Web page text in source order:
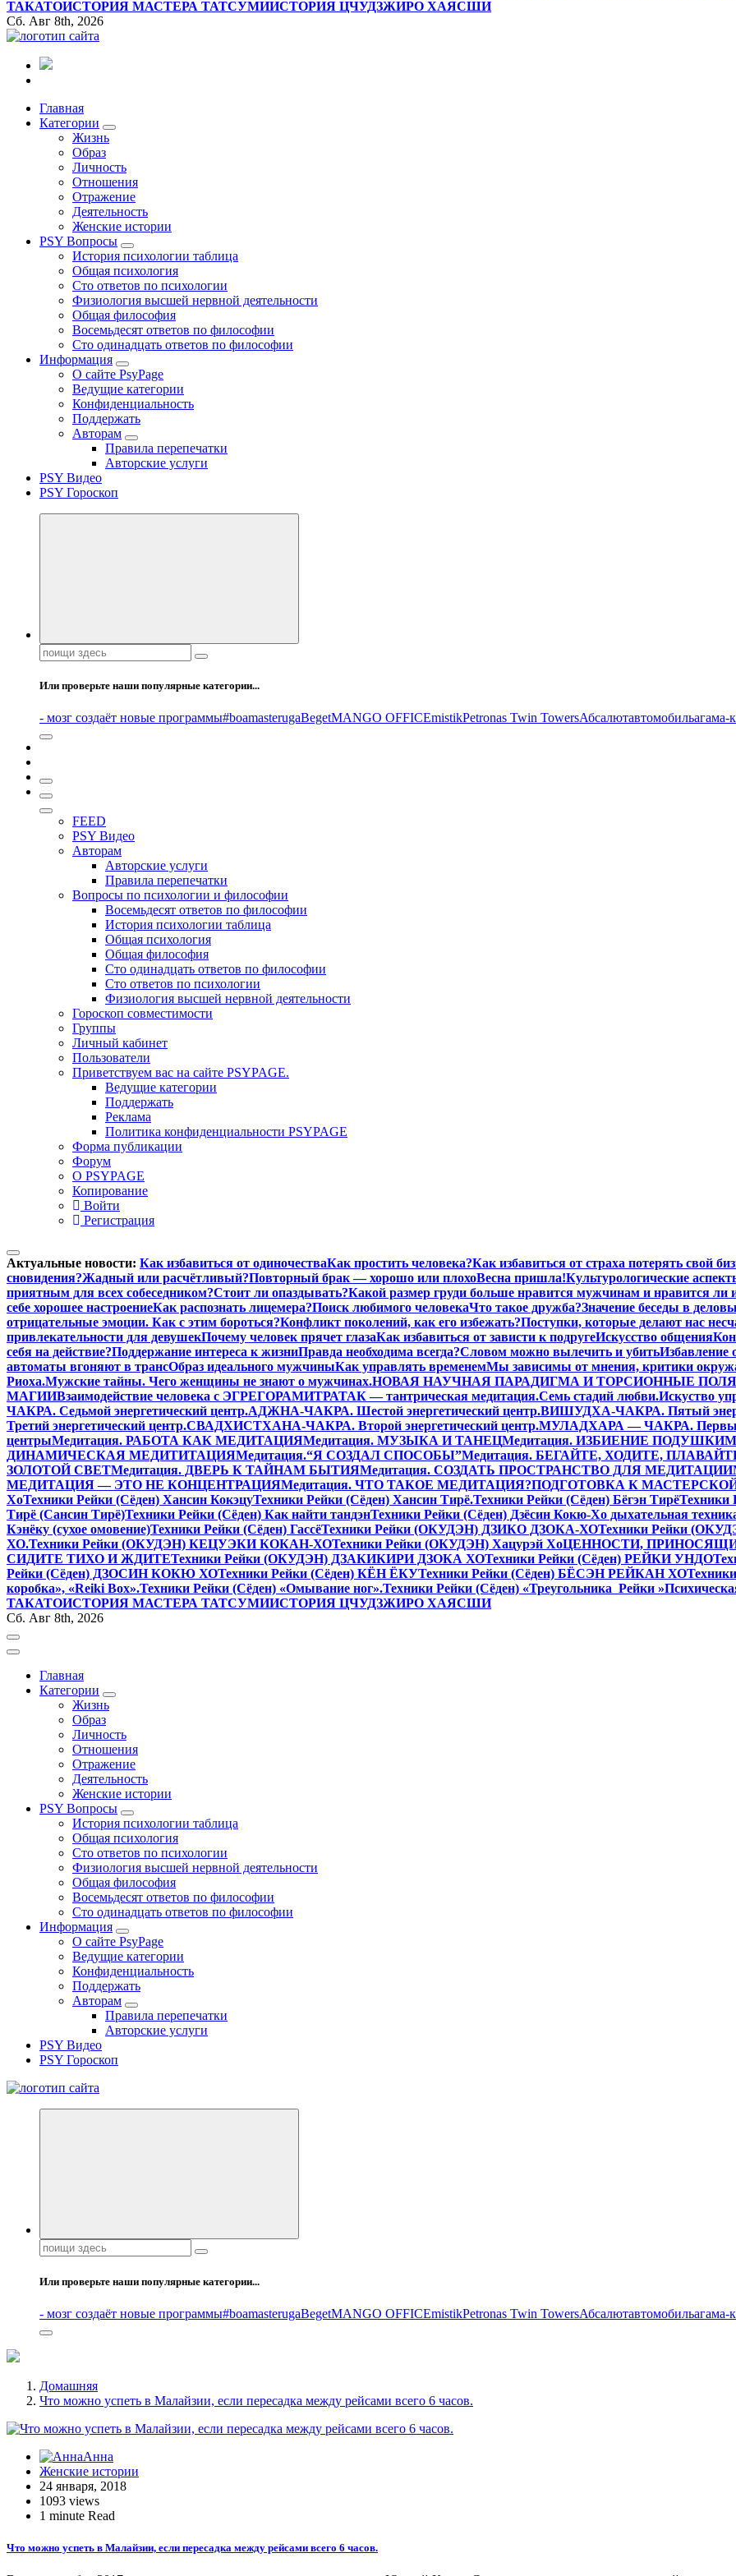
ТАКАТОИСТОРИЯ МАСТЕРА ТАТСУМИИСТОРИЯ ЦЧУДЗЖИРО ХАЯСШИ
Сб. Авг 8th, 2026
Все самое интересное, вдохновляющее и тайное внутри.
Главная
Категории
Жизнь
Образ
Личность
Отношения
Отражение
Деятельность
Женские истории
PSY Вопросы
История психологии таблица
Общая психология
Сто ответов по психологии
Физиология высшей нервной деятельности
Общая философия
Восемьдесят ответов по философии
Сто одинадцать ответов по философии
Информация
О сайте PsyPage
Ведущие категории
Конфиденциальность
Поддержать
Авторам
Правила перепечатки
Авторские услуги
PSY Видео
PSY Гороскоп
Поиск:
Или проверьте наши популярные категории...
- мозг создаёт новые программы#boamasterugaBegetMANGO OFFICEmistikPetronas Twin TowersАбсалютавтомобильагама-
FEED
PSY Видео
Авторам
Авторские услуги
Правила перепечатки
Вопросы по психологии и философии
Восемьдесят ответов по философии
История психологии таблица
Общая психология
Общая философия
Сто одинадцать ответов по философии
Сто ответов по психологии
Физиология высшей нервной деятельности
Гороскоп совместимости
Группы
Личный кабинет
Пользователи
Приветствуем вас на сайте PSYPAGE.
Ведущие категории
Поддержать
Реклама
Политика конфиденциальности PSYPAGE
Форма публикации
Форум
О PSYPAGE
Копирование
Войти
Регистрация
Актуальные новости: Как избавиться от одиночестваКак простить человека?Как избавиться от страха потерять свой
сновидения?Жадный или расчётливый?Повторный брак — хорошо или плохоВесна пришла!Культурологические
приятным для всех собеседником?Стоит ли опаздывать?Какой размер груди больше нравится мужчинам и нравится ли
себе хорошее настроениеКак распознать лицемера?Поиск любимого человекаЧто такое дружба?Значение беседы в
отрицательные эмоции. Как с этим бороться?Конфликт поколений, как его избежать?Поступки, которые делают нас
привлекательности для девушекПочему человек прячет глазаКак избавиться от зависти к подругеИскусство общения
себя на действие?Поддержание интереса к жизниПравда необходима всегда?Словом можно вылечить и убитьИзбавление
автоматы вгоняют в трансОбраз идеального мужчиныКак управлять временемМы зависимы от мнения, критики
Риоха.Мужские тайны. Чего женщины не знают о мужчинах.НОВАЯ НАУЧНАЯ ПАРАДИГМА И ТОРСИОННЫЕ ПОЛЯ
МАГИИВзаимодействие человека с ЭГРЕГОРАМИТРАТАК — тантрическая медитация.Семь стадий любви.Искуство
ЧАКРА. Седьмой энергетический центр.АДЖНА-ЧАКРА. Шестой энергетический центр.ВИШУДХА-ЧАКРА. Пятый
Третий энергетический центр.СВАДХИСТХАНА-ЧАКРА. Второй энергетический центр.МУЛАДХАРА — ЧАКРА. Первый
центрыМедитация. РАБОТА КАК МЕДИТАЦИЯМедитация. МУЗЫКА И ТАНЕЦМедитация. ИЗБИЕНИЕ ПОДУШКИ
ДИНАМИЧЕСКАЯ МЕДИТИТАЦИЯМедитация.“Я СОЗДАЛ СПОСОБЫ”Медитация. БЕГАЙТЕ, ХОДИТЕ,
ЗОЛОТОЙ СВЕТМедитация. ДВЕРЬ К ТАЙНАМ БЫТИЯМедитация. СОЗДАТЬ ПРОСТРАНСТВО ДЛЯ МЕДИТАЦИИ
МЕДИТАЦИЯ — ЭТО НЕ КОНЦЕНТРАЦИЯМедитация. ЧТО ТАКОЕ МЕДИТАЦИЯ?ПОДГОТОВКА К
ХоТехники Рейки (Сёден) Хансин КокэцуТехники Рейки (Сёден) Хансин Тирё.Техники Рейки (Сёден) Бёгэн Тирё
Тирё (Сансин Тирё)Техники Рейки (Сёден) Как найти тандэнТехники Рейки (Сёден) Дзёсин Кокю-Хо дыхательная
Кэнёку (сухое омовение)Техники Рейки (Сёден) ГассёТехники Рейки (ОКУДЭН) ДЗИКО ДЗОКА-ХОТехники Рейки
ХО.Техники Рейки (ОКУДЭН) КЕЦУЭКИ КОКАН-ХОТехники Рейки (ОКУДЭН) Хацурэй ХоЦЕННОСТИ,
СИДИТЕ ТИХО И ЖДИТЕТехники Рейки (ОКУДЭН) ДЗАКИКИРИ ДЗОКА ХОТехники Рейки (Сёден) РЕЙКИ УНДО
Рейки (Сёден) ДЗОСИН КОКЮ ХОТехники Рейки (Сёден) КЁН ЁКУТехники Рейки (Сёден) БЁСЭН РЕЙКАН ХО
коробка», «Reiki Вox».Техники Рейки (Сёден) «Омывание ног».Техники Рейки (Сёден) «Треугольника Рейки »
ТАКАТОИСТОРИЯ МАСТЕРА ТАТСУМИИСТОРИЯ ЦЧУДЗЖИРО ХАЯСШИ
Сб. Авг 8th, 2026
Главная
Категории
Жизнь
Образ
Личность
Отношения
Отражение
Деятельность
Женские истории
PSY Вопросы
История психологии таблица
Общая психология
Сто ответов по психологии
Физиология высшей нервной деятельности
Общая философия
Восемьдесят ответов по философии
Сто одинадцать ответов по философии
Информация
О сайте PsyPage
Ведущие категории
Конфиденциальность
Поддержать
Авторам
Правила перепечатки
Авторские услуги
PSY Видео
PSY Гороскоп
Все самое интересное, вдохновляющее и тайное внутри.
Поиск:
Или проверьте наши популярные категории...
- мозг создаёт новые программы#boamasterugaBegetMANGO OFFICEmistikPetronas Twin TowersАбсалютавтомобильагама-
Домашняя
Что можно успеть в Малайзии, если пересадка между рейсами всего 6 часов.
Анна
Женские истории
24 января, 2018
1093 views
1 minute Read
Что можно успеть в Малайзии, если пересадка между рейсами всего 6 часов.